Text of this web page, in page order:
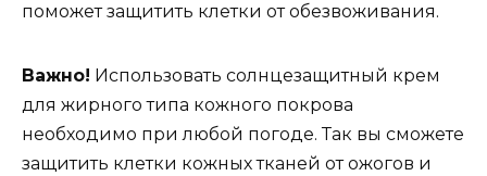
поможет защитить клетки от обезвоживания.
Важно! Использовать солнцезащитный крем
для жирного типа кожного покрова
необходимо при любой погоде. Так вы сможете
защитить клетки кожных тканей от ожогов и